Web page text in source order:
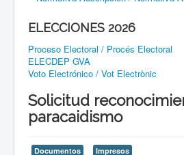
ELECCIONES 2026
Proceso Electoral / Procés Electoral
ELECDEP GVA
Voto Electrónico / Vot Electrònic
Solicitud
paracaidismo
Documentos Impresos